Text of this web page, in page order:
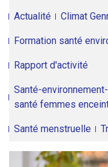
Actualité Climat
Formation santé
Rapport d'activité
Santé-
santé femmes
Santé menstruelle